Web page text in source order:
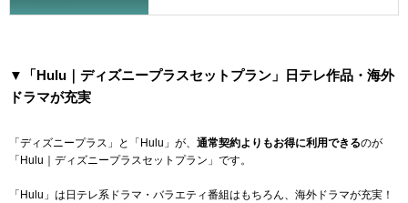
▼「Hulu｜ディズニープラスセットプラン」日テレ作品・海外
ドラマが充実
「ディズニープラス」と「Hulu」が、 通常契約よりもお得に利用できるのが
「Hulu｜ディズニープラスセットプラン」です。
「Hulu」は日テレ系ドラマ・バラエティ番組はもちろん、海外ドラマが充実！